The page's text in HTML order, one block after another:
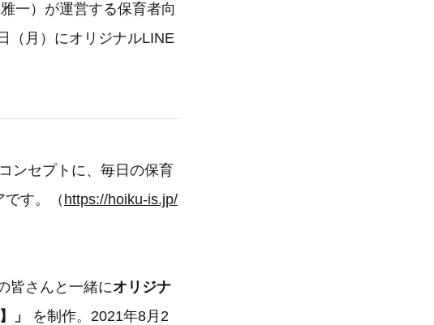
一）が運営する保育者向
（月）にオリジナルLINE
ンセプトに、毎日の保育
す。（ https://hoiku-is.jp/
皆さんと一緒にオリジナ
」
を制作。2021年8月2